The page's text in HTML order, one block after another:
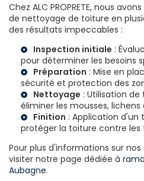
Chez ALC PROPRETE, nous
de nettoyage de toiture en
des résultats impeccables :
Inspection initiale :
pour déterminer les besoins
Préparation : Mise en
sécurité et protection des
Nettoyage : Utilisation
éliminer les mousses,
Finition : Application
protéger la toiture contre les
Pour plus d'informations sur
visiter notre page dédiée à
Aubagne.